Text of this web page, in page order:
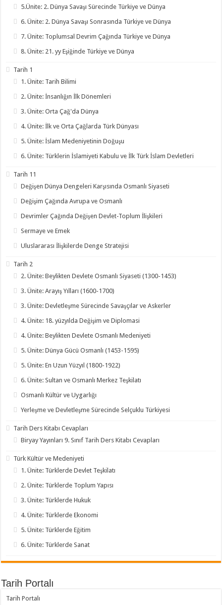
5.Ünite: 2. Dünya Savaşı Sürecinde Türkiye ve Dünya
6. Ünite: 2. Dünya Savaşı Sonrasında Türkiye ve Dünya
7. Ünite: Toplumsal Devrim Çağında Türkiye ve Dünya
8. Ünite: 21. yy Eşiğinde Türkiye ve Dünya
Tarih 1
1. Ünite: Tarih Bilimi
2. Ünite: İnsanlığın İlk Dönemleri
3. Ünite: Orta Çağ'da Dünya
4. Ünite: İlk ve Orta Çağlarda Türk Dünyası
5. Ünite: İslam Medeniyetinin Doğuşu
6. Ünite: Türklerin İslamiyeti Kabulu ve İlk Türk İslam Devletleri
Tarih 11
Değişen Dünya Dengeleri Karşısında Osmanlı Siyaseti
Değişim Çağında Avrupa ve Osmanlı
Devrimler Çağında Değişen Devlet-Toplum İlişkileri
Sermaye ve Emek
Uluslararası İlişkilerde Denge Stratejisi
Tarih 2
2. Ünite: Beylikten Devlete Osmanlı Siyaseti (1300-1453)
3. Ünite: Arayış Yılları (1600-1700)
3. Ünite: Devletleşme Sürecinde Savaşçılar ve Askerler
4. Ünite: 18. yüzyılda Değişim ve Diplomasi
4. Ünite: Beylikten Devlete Osmanlı Medeniyeti
5. Ünite: Dünya Gücü Osmanlı (1453-1595)
5. Ünite: En Uzun Yüzyıl (1800-1922)
6. Ünite: Sultan ve Osmanlı Merkez Teşkilatı
Osmanlı Kültür ve Uygarlığı
Yerleşme ve Devletleşme Sürecinde Selçuklu Türkiyesi
Tarih Ders Kitabı Cevapları
Biryay Yayınları 9. Sınıf Tarih Ders Kitabı Cevapları
Türk Kültür ve Medeniyeti
1. Ünite: Türklerde Devlet Teşkilatı
2. Ünite: Türklerde Toplum Yapısı
3. Ünite: Türklerde Hukuk
4. Ünite: Türklerde Ekonomi
5. Ünite: Türklerde Eğitim
6. Ünite: Türklerde Sanat
Tarih Portalı
Tarih Portalı